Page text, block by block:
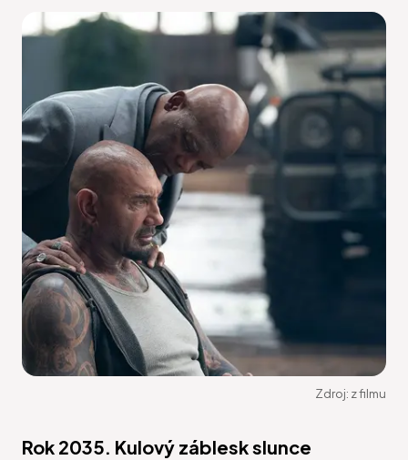
Zdroj: z filmu
Rok 2035. Kulový záblesk slunce